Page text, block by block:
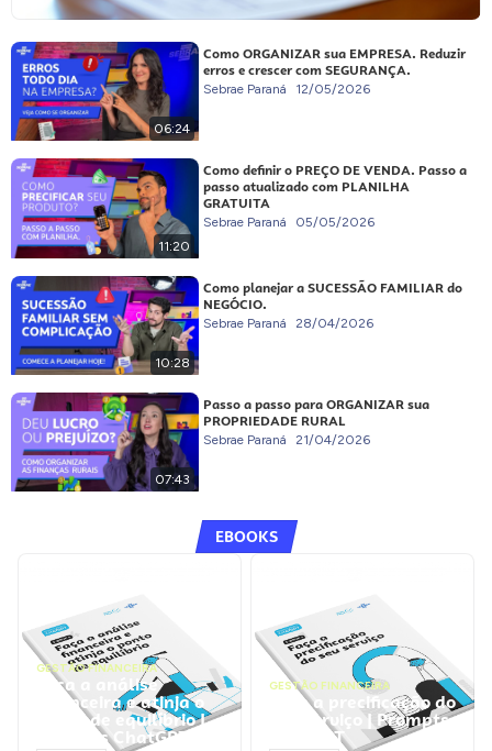
06:24
Como ORGANIZAR sua EMPRESA. Reduzir
erros e crescer com SEGURANÇA.
Sebrae Paraná 12/05/2026
11:20
Como definir o PREÇO DE VENDA. Passo a
passo atualizado com PLANILHA
GRATUITA
Sebrae Paraná 05/05/2026
10:28
Como planejar a SUCESSÃO FAMILIAR do
NEGÓCIO.
Sebrae Paraná 28/04/2026
07:43
Passo a passo para ORGANIZAR sua
PROPRIEDADE RURAL
Sebrae Paraná 21/04/2026
EBOOKS
GESTÃO FINANCEIRA
Faça a análise
financeira e atinja o
ponto de equilíbrio |
Prompts ChatGPT
GESTÃO FINANCEIRA
Faça a precificação do
seu serviço | Prompts
ChatGPT